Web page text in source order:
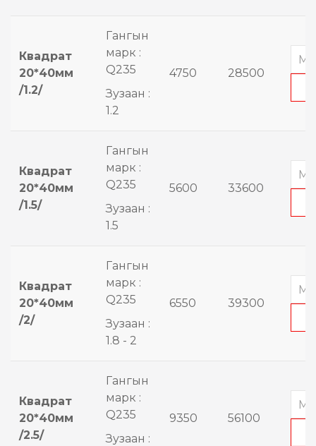
Квадрат
20*40мм
/1.2/
Гангын
марк :
Q235
Зузаан :
1.2
4750 28500
Квадрат
20*40мм
/1.5/
Гангын
марк :
Q235
Зузаан :
1.5
5600 33600
Квадрат
20*40мм
/2/
Гангын
марк :
Q235
Зузаан :
1.8 - 2
6550 39300
Квадрат
20*40мм
/2.5/
Гангын
марк :
Q235
Зузаан :
9350 56100